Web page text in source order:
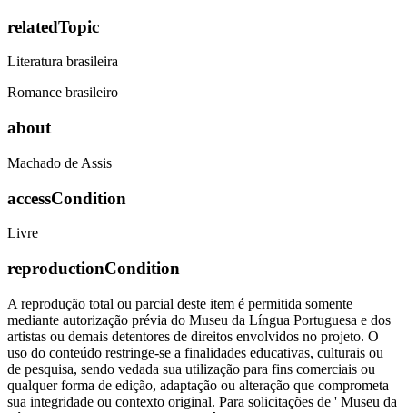
relatedTopic
Literatura brasileira
Romance brasileiro
about
Machado de Assis
accessCondition
Livre
reproductionCondition
A reprodução total ou parcial deste item é permitida somente
mediante autorização prévia do Museu da Língua Portuguesa e dos
artistas ou demais detentores de direitos envolvidos no projeto. O
uso do conteúdo restringe-se a finalidades educativas, culturais ou
de pesquisa, sendo vedada sua utilização para fins comerciais ou
qualquer forma de edição, adaptação ou alteração que comprometa
sua integridade ou contexto original. Para solicitações de ' Museu da